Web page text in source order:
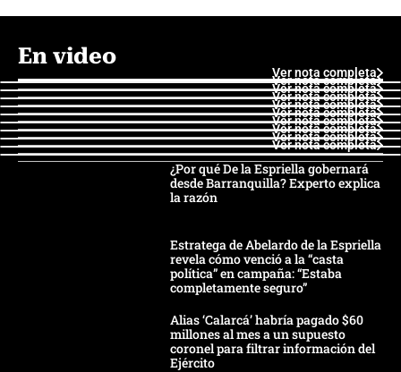
En video
Ver nota completa
Ver nota completa
Ver nota completa
Ver nota completa
Ver nota completa
Ver nota completa
Ver nota completa
Ver nota completa
Ver nota completa
Ver nota completa
¿Por qué De la Espriella gobernará
desde Barranquilla? Experto explica
la razón
Estratega de Abelardo de la Espriella
revela cómo venció a la “casta
política” en campaña: “Estaba
completamente seguro”
Alias ‘Calarcá’ habría pagado $60
millones al mes a un supuesto
coronel para filtrar información del
Ejército